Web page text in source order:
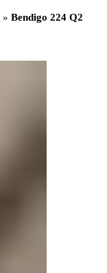
» Bendigo 224 Q2